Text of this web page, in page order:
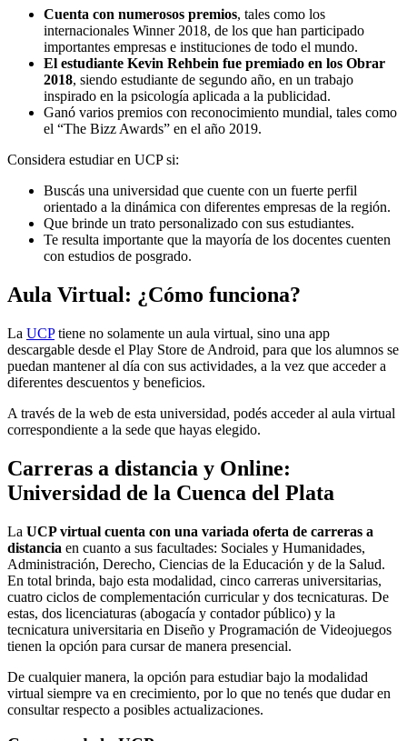
Cuenta con numerosos premios, tales como los
internacionales Winner 2018, de los que han participado
importantes empresas e instituciones de todo el mundo.
El estudiante Kevin Rehbein fue premiado en los Obrar
2018, siendo estudiante de segundo año, en un trabajo
inspirado en la psicología aplicada a la publicidad.
Ganó varios premios con reconocimiento mundial, tales como
el “The Bizz Awards” en el año 2019.
Considera estudiar en UCP si:
Buscás una universidad que cuente con un fuerte perfil
orientado a la dinámica con diferentes empresas de la región.
Que brinde un trato personalizado con sus estudiantes.
Te resulta importante que la mayoría de los docentes cuenten
con estudios de posgrado.
Aula Virtual: ¿Cómo funciona?
La UCPtiene no solamente un aula virtual, sino una app
descargable desde el Play Store de Android, para que los alumnos se
puedan mantener al día con sus actividades, a la vez que acceder a
diferentes descuentos y beneficios.
A través de la web de esta universidad, podés acceder al aula virtual
correspondiente a la sede que hayas elegido.
Carreras a distancia y Online:
Universidad de la Cuenca del Plata
La UCP virtual cuenta con una variada oferta de carreras a
distancia en cuanto a sus facultades: Sociales y Humanidades,
Administración, Derecho, Ciencias de la Educación y de la Salud.
En total brinda, bajo esta modalidad, cinco carreras universitarias,
cuatro ciclos de complementación curricular y dos tecnicaturas. De
estas, dos licenciaturas (abogacía y contador público) y la
tecnicatura universitaria en Diseño y Programación de Videojuegos
tienen la opción para cursar de manera presencial.
De cualquier manera, la opción para estudiar bajo la modalidad
virtual siempre va en crecimiento, por lo que no tenés que dudar en
consultar respecto a posibles actualizaciones.